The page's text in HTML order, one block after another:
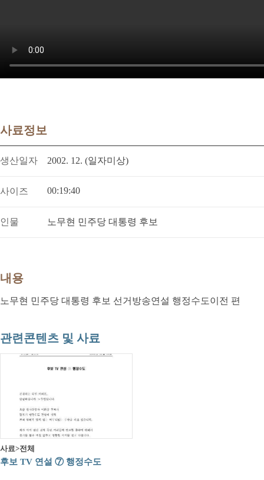
사료정보
생산일자 2002. 12. (일자미상)
사이즈 00:19:40
인물 노무현 민주당 대통령 후보
내용
노무현 민주당 대통령 후보 선거방송연설 행정수도이전 편
관련콘텐츠 및 사료
사료>전체
후보 TV 연설 ⑦ 행정수도